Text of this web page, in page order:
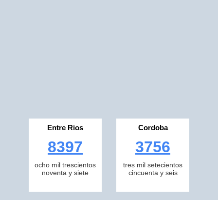
Entre Rios
8397
ocho mil trescientos
noventa y siete
Cordoba
3756
tres mil setecientos
cincuenta y seis